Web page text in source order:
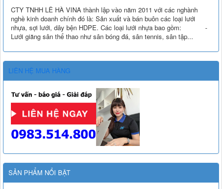
CTY TNHH LÊ HÀ VINA thành lập vào năm 2011 với các nghành
nghề kinh doanh chính đó là: Sản xuất và bán buôn các loại lưới
nhựa, sợi lưới, dây bện HDPE. Các loại lưới nhựa bao gồm: -
Lưới giăng sân thể thao như sân bóng đá, sân tennis, sân tập...
LIÊN HỆ MUA HÀNG
SẢN PHẨM NỔI BẬT